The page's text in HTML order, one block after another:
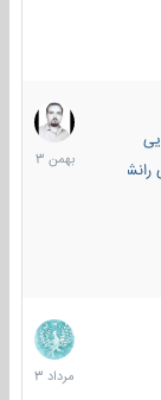
دریایی
6
بهمن
1403
2
مرداد
1403